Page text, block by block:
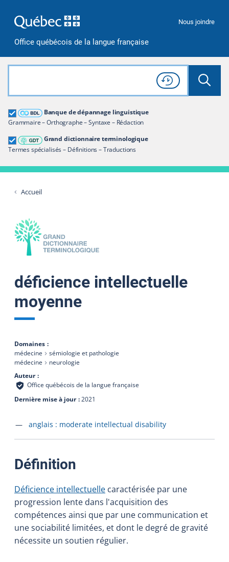
Office québécois de la langue française
Nous joindre
Rechercher dans tout le site
Lancer
Consulter l'
Historique
de recherche
Banque de dépannage linguistique
Grammaire – Orthographe – Syntaxe – Rédaction
Grand dictionnaire terminologique
Termes spécialisés – Définitions – Traductions
Grand dictionnaire terminologique
Restreindre aux termes
Accueil
déficience intellectuelle
moyenne
Domaines
médecine
sémiologie et pathologie
médecine
neurologie
Auteur
Office québécois de la langue française
Dernière mise à jour 2021
Accéder à la fiche en
anglais : moderate intellectual disability
Définition
Déficience intellectuelle caractérisée par une
progression lente dans l'acquisition des
compétences ainsi que par une communication et
une sociabilité limitées, et dont le degré de gravité
nécessite un soutien régulier.